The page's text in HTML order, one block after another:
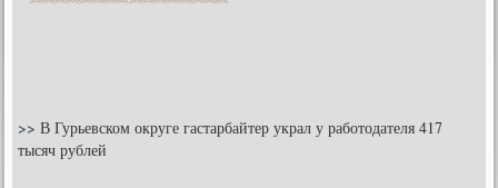
>>В Гурьевском округе гастарбайтер украл у работодателя 417
тысяч рублей